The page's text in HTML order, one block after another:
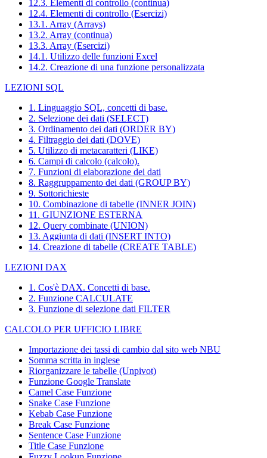
12.3. Elementi di controllo (continua)
12.4. Elementi di controllo (Esercizi)
13.1. Array (Arrays)
13.2. Array (continua)
13.3. Array (Esercizi)
14.1. Utilizzo delle funzioni Excel
14.2. Creazione di una funzione personalizzata
LEZIONI SQL
1. Linguaggio SQL, concetti di base.
2. Selezione dei dati (SELECT)
3. Ordinamento dei dati (ORDER BY)
4. Filtraggio dei dati (DOVE)
5. Utilizzo di metacaratteri (LIKE)
6. Campi di calcolo (calcolo).
7. Funzioni di elaborazione dei dati
8. Raggruppamento dei dati (GROUP BY)
9. Sottorichieste
10. Combinazione di tabelle (INNER JOIN)
11. GIUNZIONE ESTERNA
12. Query combinate (UNION)
13. Aggiunta di dati (INSERT INTO)
14. Creazione di tabelle (CREATE TABLE)
LEZIONI DAX
1. Cos'è DAX. Concetti di base.
2. Funzione CALCULATE
3. Funzione di selezione dati FILTER
CALCOLO PER UFFICIO LIBRE
Importazione dei tassi di cambio dal sito web NBU
Somma scritta in inglese
Riorganizzare le tabelle (Unpivot)
Funzione Google Translate
Camel Case Funzione
Snake Case Funzione
Kebab Case Funzione
Break Case Funzione
Sentence Case Funzione
Title Case Funzione